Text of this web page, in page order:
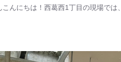
こんにちは！西葛西1丁目の現場で